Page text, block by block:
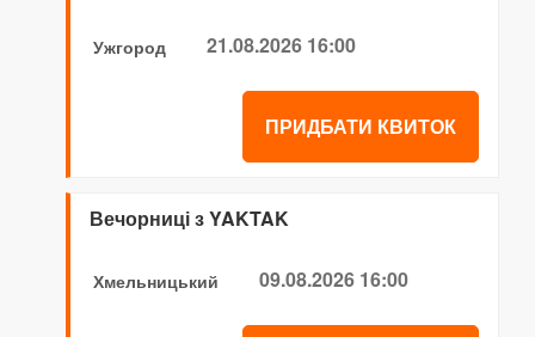
Ужгород 21.08.2026 16:00
ПРИДБАТИ КВИТОК
Вечорниці з YAKTAK
Хмельницький 09.08.2026 16:00